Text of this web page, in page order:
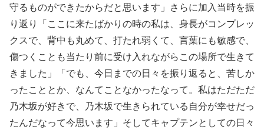
守るものができたからだと思います」さらに加入当時を振
り返り「ここに来たばかりの時の私は、身長がコンプレッ
クスで、背中も丸めて、打たれ弱くて、言葉にも敏感で、
傷つくことも当たり前に受け入れながらこの場所で生きて
きました」「でも、今日までの日々を振り返ると、苦しか
ったこととか、なんてことなかったなって。私はただただ
乃木坂が好きで、乃木坂で生きられている自分が幸せだっ
たんだなって今思います」そしてキャプテンとしての日々